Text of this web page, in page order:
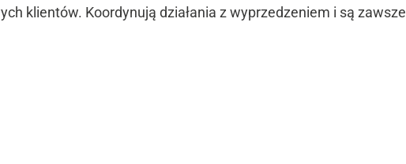
klientów. Koordynują działania z wyprzedzeniem i są zawsze